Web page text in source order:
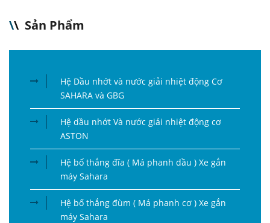
\\ Sản Phẩm
Hệ Dầu nhớt và nước giải nhiệt động Cơ
SAHARA và GBG
Hệ dầu nhớt Và nước giải nhiệt động cơ
ASTON
Hệ bố thắng đĩa ( Má phanh dầu ) Xe gắn
máy Sahara
Hệ bố thắng đùm ( Má phanh cơ ) Xe gắn
máy Sahara